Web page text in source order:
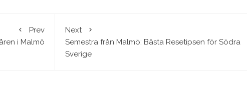
Prev
i Malmö
Next
Semestra från Malmö: Bästa Resetipsen för Södra
Sverige